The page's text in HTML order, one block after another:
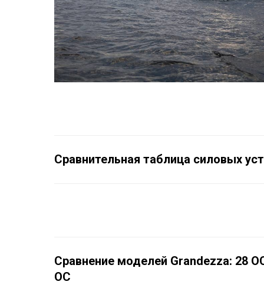
Сравнительная таблица силовых
Сравнение моделей Grandezza: 28
OC